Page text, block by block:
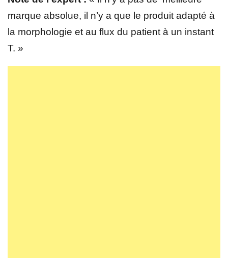
marque absolue, il n’y a que le produit adapté à
la morphologie et au flux du patient à un instant
T. »